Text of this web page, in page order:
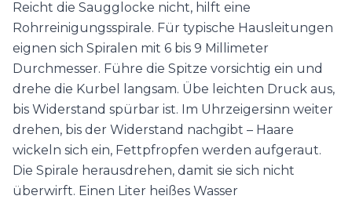
Reicht die Saugglocke nicht, hilft eine
Rohrreinigungsspirale. Für typische Hausleitungen
eignen sich Spiralen mit 6 bis 9 Millimeter
Durchmesser. Führe die Spitze vorsichtig ein und
drehe die Kurbel langsam. Übe leichten Druck aus,
bis Widerstand spürbar ist. Im Uhrzeigersinn weiter
drehen, bis der Widerstand nachgibt – Haare
wickeln sich ein, Fettpfropfen werden aufgeraut.
Die Spirale herausdrehen, damit sie sich nicht
überwirft. Einen Liter heißes Wasser